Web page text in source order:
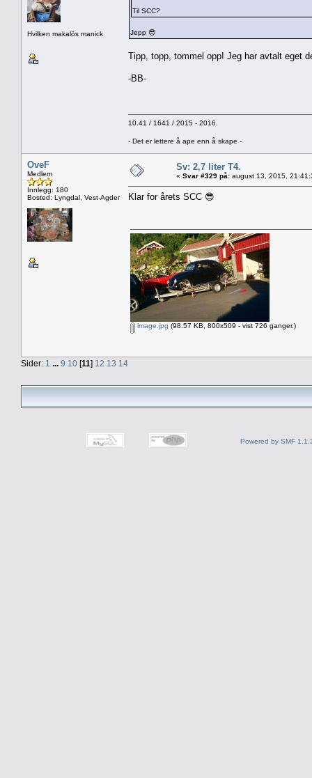
Hvilken makalös manick
Til SCC?
Jepp 😎
Tipp, topp, tommel opp! Jeg har avtalt eget
-BB-
10.41 / 1641 / 2015 - 2016.
- Det er lettere å ape enn å skape -
OveF
Medlem
Innlegg: 180
Bosted: Lyngdal, Vest-Agder
Sv: 2,7 liter T4.
« Svar #329 på: august 13, 2015,
Klar for årets SCC 😎
image.jpg (98.57 KB, 800x509 - vist 726 ganger.)
Sider: 1 ... 9 10 [11] 12 13 14
Powered by SMF